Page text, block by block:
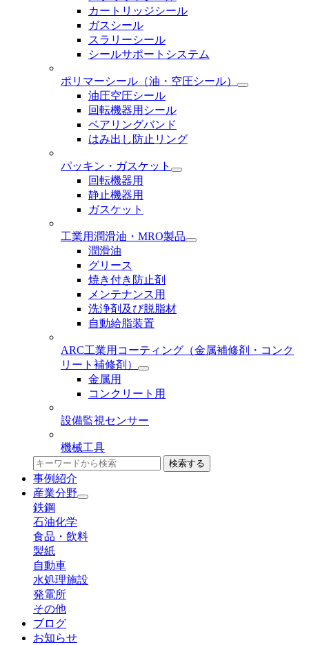
カートリッジシール
ガスシール
スラリーシール
シールサポートシステム
ポリマーシール （油・空圧シール）
油圧空圧シール
回転機器用シール
ベアリングバンド
はみ出し防止リング
パッキン・ガスケット
回転機器用
静止機器用
ガスケット
工業用潤滑油・MRO製品
潤滑油
グリース
焼き付き防止剤
メンテナンス用
洗浄剤及び脱脂材
自動給脂装置
ARC工業用コーティング （金属補修剤・コンク
リート補修剤）
金属用
コンクリート用
設備監視センサー
機械工具
検索する
事例紹介
産業分野
鉄鋼
石油化学
食品・飲料
製紙
自動車
水処理施設
発電所
その他
ブログ
お知らせ